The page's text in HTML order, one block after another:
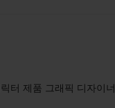
터 제품 그래픽 디자이너